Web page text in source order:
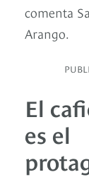
comenta
Arango.
El
es el